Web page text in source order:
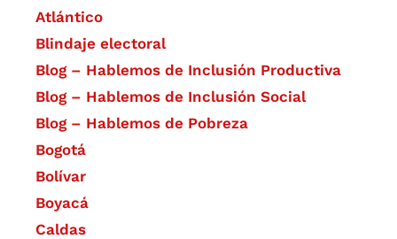
Atlántico
Blindaje electoral
Blog – Hablemos de Inclusión Productiva
Blog – Hablemos de Inclusión Social
Blog – Hablemos de Pobreza
Bogotá
Bolívar
Boyacá
Caldas